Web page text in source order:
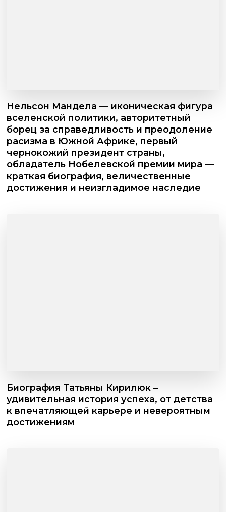
Нельсон Мандела — иконическая фигура
вселенской политики, авторитетный
борец за справедливость и преодоление
расизма в Южной Африке, первый
чернокожий президент страны,
обладатель Нобелевской премии мира —
краткая биография, величественные
достижения и неизгладимое наследие
Биография Татьяны Кирилюк –
удивительная история успеха, от детства
к впечатляющей карьере и невероятным
достижениям